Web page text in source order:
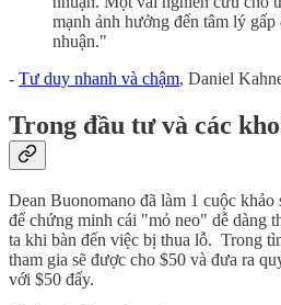
mạnh ảnh hưởng đến tâm lý
nhuận."
- Tư duy nhanh và chậm, Daniel
Trong đầu tư và các
Dean Buonomano đã làm 1 cuộc
để chứng minh cái "mỏ neo" dễ dàng
ta khi bàn đến việc bị thua lỗ. Trong
tham gia sẽ được cho $50 và đưa ra
với $50 đấy.